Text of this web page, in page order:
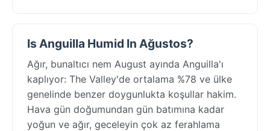
Is Anguilla Humid In Ağustos?
Ağır, bunaltıcı nem August ayında Anguilla'ı
kaplıyor: The Valley'de ortalama %78 ve ülke
genelinde benzer doygunlukta koşullar hakim.
Hava gün doğumundan gün batımına kadar
yoğun ve ağır, geceleyin çok az ferahlama